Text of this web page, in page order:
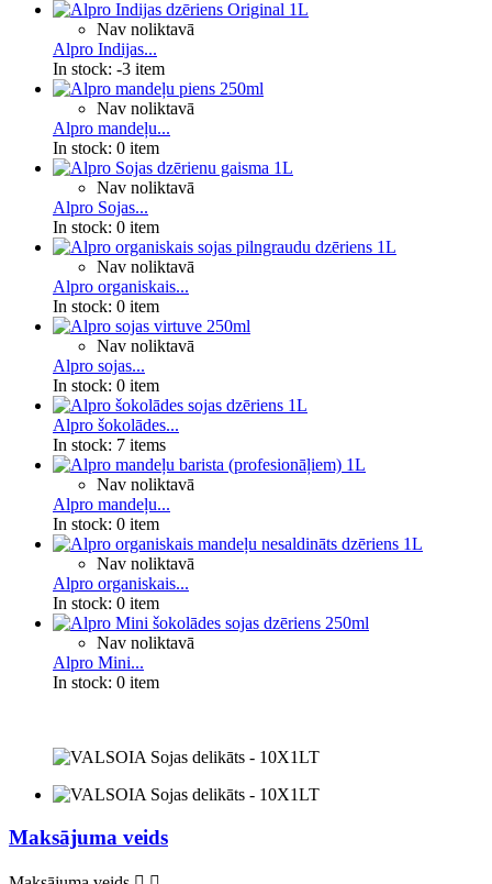
Nav noliktavā
Alpro Indijas...
In stock: -3 item
Nav noliktavā
Alpro mandeļu...
In stock: 0 item
Nav noliktavā
Alpro Sojas...
In stock: 0 item
Nav noliktavā
Alpro organiskais...
In stock: 0 item
Nav noliktavā
Alpro sojas...
In stock: 0 item
Alpro šokolādes...
In stock: 7 items
Nav noliktavā
Alpro mandeļu...
In stock: 0 item
Nav noliktavā
Alpro organiskais...
In stock: 0 item
Nav noliktavā
Alpro Mini...
In stock: 0 item
Maksājuma veids